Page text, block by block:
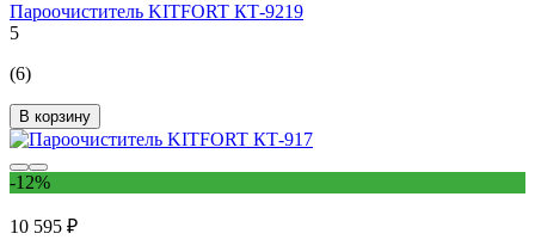
Пароочиститель KITFORT КТ-9219
5
(6)
В корзину
-12%
10 595 ₽